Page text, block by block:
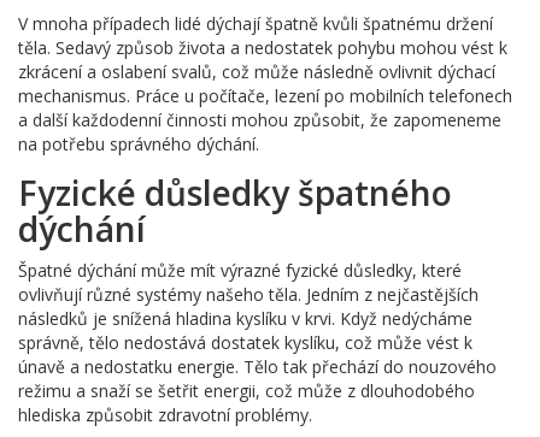
V mnoha případech lidé dýchají špatně kvůli špatnému držení
těla. Sedavý způsob života a nedostatek pohybu mohou vést k
zkrácení a oslabení svalů, což může následně ovlivnit dýchací
mechanismus. Práce u počítače, lezení po mobilních telefonech
a další každodenní činnosti mohou způsobit, že zapomeneme
na potřebu správného dýchání.
Fyzické důsledky špatného
dýchání
Špatné dýchání může mít výrazné fyzické důsledky, které
ovlivňují různé systémy našeho těla. Jedním z nejčastějších
následků je snížená hladina kyslíku v krvi. Když nedýcháme
správně, tělo nedostává dostatek kyslíku, což může vést k
únavě a nedostatku energie. Tělo tak přechází do nouzového
režimu a snaží se šetřit energii, což může z dlouhodobého
hlediska způsobit zdravotní problémy.